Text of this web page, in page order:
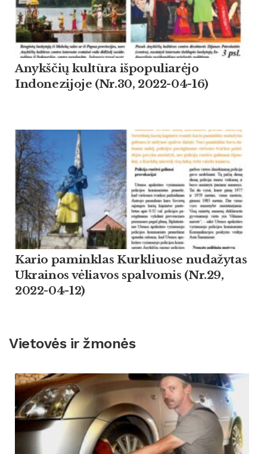
Anykščių kultūra išpopuliarėjo
Indonezijoje (Nr.30, 2022-04-16)
Kario paminklas Kurkliuose nudažytas
Ukrainos vėliavos spalvomis (Nr.29,
2022-04-12)
Vietovės ir žmonės